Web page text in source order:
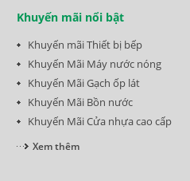
Khuyến mãi nổi bật
Khuyến mãi Thiết bị bếp
Khuyến Mãi Máy nước nóng
Khuyến Mãi Gạch ốp lát
Khuyến Mãi Bồn nước
Khuyến Mãi Cửa nhựa cao cấp
Xem thêm